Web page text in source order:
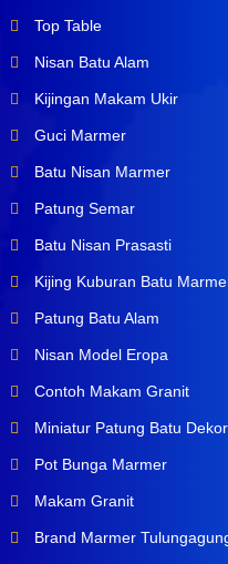
Top Table
Nisan Batu Alam
Kijingan Makam Ukir
Guci Marmer
Batu Nisan Marmer
Patung Semar
Batu Nisan Prasasti
Kijing Kuburan Batu
Patung Batu Alam
Nisan Model Eropa
Contoh Makam Granit
Miniatur Patung Batu
Pot Bunga Marmer
Makam Granit
Brand Marmer